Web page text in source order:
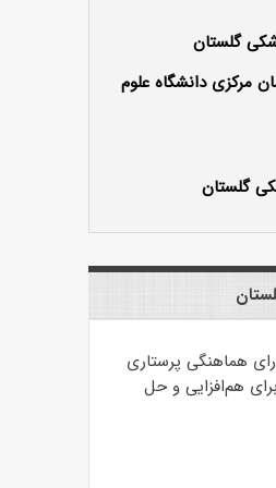
گلستان
مرکزی دانشگاه علوم
گلستان
هماهنگی پرستاری
هم‌افزایی و حل